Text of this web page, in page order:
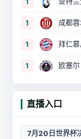
1 成都
1 拜仁
1 欧塞尔
直播入口
7月20日世界杯